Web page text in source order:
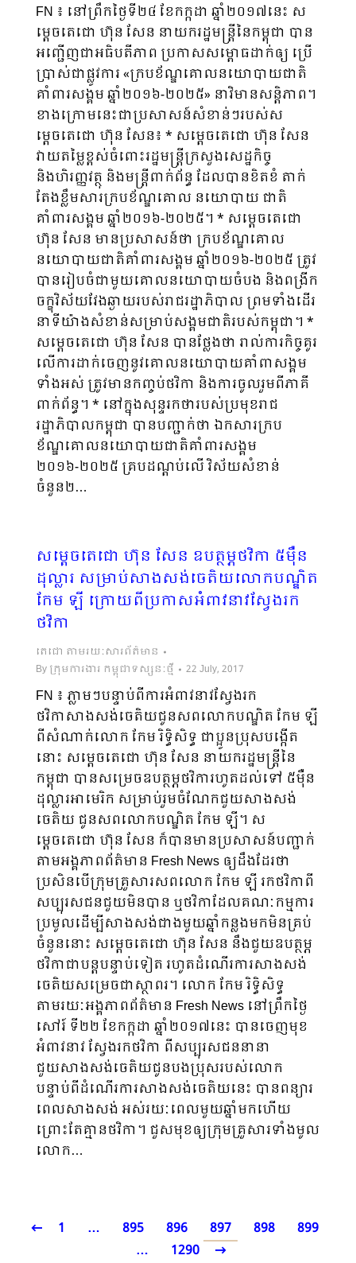
FN ៖ នៅព្រឹកថ្ងៃទី២៤ ខែកក្កដា ឆ្នាំ២០១៧នេះ ស
ម្តេចតេជោ ហ៊ុន សែន នាយករដ្ឋមន្រ្តីនៃកម្ពុជា បាន
អញ្ជើញជាអធិបតីភាព ប្រកាសសម្ពោធដាក់ឲ្យ ប្រើ
ប្រាស់ជាផ្លូវការ «ក្របខ័ណ្ឌគោលនយោបាយជាតិ
គាំពារសង្គម ឆ្នាំ២០១៦-២០២៥» នាវិមានសន្តិភាព។
ខាងក្រោមនេះជាប្រសាសន៍សំខាន់ៗរបស់ស
ម្តេចតេជោ ហ៊ុន សែន៖ * សម្តេចតេជោ ហ៊ុន សែន
វាយតម្លៃខ្ពស់ចំពោះរដ្ឋមន្រ្តីក្រសួងសេដ្ឋកិច្ច
និងហិរញ្ញវត្ថុ និងមន្រ្តីពាក់ព័ន្ធ ដែលបានខិតខំ តាក់
តែងខ្លឹមសារក្របខ័ណ្ឌគោល នយោបាយ ជាតិ
គាំពារសង្គម ឆ្នាំ២០១៦-២០២៥។ * សម្តេចតេជោ
ហ៊ុន សែន មានប្រសាសន៍ថា ក្របខ័ណ្ឌគោល
នយោបាយជាតិគាំពារសង្គម ឆ្នាំ២០១៦-២០២៥ ត្រូវ
បានរៀបចំជាមួយគោលនយោបាយចំបង និងពង្រីក
ចក្ខុវិស័យវែងឆ្ងាយរបស់រាជរដ្ឋាភិបាល ព្រមទាំងដើរ
នាទីយ៉ាងសំខាន់សម្រាប់សង្គមជាតិរបស់កម្ពុជា។ *
សម្តេចតេជោ ហ៊ុន សែន បានថ្លែងថា រាល់ការកិច្ចគូរ
លើការដាក់ចេញនូវគោលនយោបាយគាំពាសង្គម
ទាំងអស់ ត្រូវមានកញ្ចប់ថវិកា និងការចូលរួមពីភាគី
ពាក់ព័ន្ធ។ * នៅក្នុងសុន្ទរកថារបស់ប្រមុខរាជ
រដ្ឋាភិបាលកម្ពុជា បានបញ្ជាក់ថា ឯកសារក្រប
ខ័ណ្ឌគោលនយោបាយជាតិគាំពារសង្គម
២០១៦-២០២៥ គ្របដណ្តប់លើ វិស័យសំខាន់
ចំនួន២…
សម្តេចតេជោ ហ៊ុន សែន ឧបត្ថម្ភថវិកា ៥ម៉ឺន
ដុល្លារ សម្រាប់សាងសង់ចេតិយលោកបណ្ឌិត
កែម ឡី ក្រោយពីប្រកាសអំពាវនាវស្វែងរក
ថវិកា
តេជោ តាមរយៈសារព័ត៌មាន
By ក្រុមការងារ កម្ពុជាទស្សនៈថ្មី 22 July, 2017
FN ៖ ភ្លាមៗបន្ទាប់ពីការអំពាវនាវស្វែងរក
ថវិកាសាងសង់ចេតិយជូនសពលោកបណ្ឌិត កែម ឡី
ពីសំណាក់លោក កែម រិទ្ធិសិទ្ធ ជាប្អូនប្រុសបង្កើត
នោះ សម្តេចតេជោ ហ៊ុន សែន នាយករដ្ឋមន្រ្តីនៃ
កម្ពុជា បានសម្រេចឧបត្ថម្ភថវិការហូតដល់ទៅ ៥ម៉ឺន
ដុល្លារអាមេរិក សម្រាប់រួមចំណែកជួយសាងសង់
ចេតិយ ជូនសពលោកបណ្ឌិត កែម ឡី។ ស
ម្តេចតេជោ ហ៊ុន សែន ក៏បានមានប្រសាសន៍បញ្ជាក់
តាមអង្គភាពព័ត៌មាន Fresh News ឲ្យដឹងដែរថា
ប្រសិនបើក្រុមគ្រួសារសពលោក កែម ឡី រកថវិកាពី
សប្បុរសជនជួយមិនបាន ឬថវិកាដែលគណៈកម្មការ
ប្រមូលដើម្បីសាងសង់ជាងមួយឆ្នាំកន្លងមកមិនគ្រប់
ចំនួននោះ សម្តេចតេជោ ហ៊ុន សែន នឹងជួយឧបត្ថម្ភ
ថវិកាជាបន្តបន្ទាប់ទៀត រហូតដំណើរការសាងសង់
ចេតិយសម្រេចជាស្ថាពរ។ លោក កែម រិទ្ធិសិទ្ធ
តាមរយៈអង្គភាពព័ត៌មាន Fresh News នៅព្រឹកថ្ងៃ
សៅរ៍ ទី២២ ខែកក្កដា ឆ្នាំ២០១៧នេះ បានចេញមុខ
អំពាវនាវ ស្វែងរកថវិកា ពីសប្បុរសជននានា
ជួយសាងសង់ចេតិយជូនបងប្រុសរបស់លោក
បន្ទាប់ពីដំណើរការសាងសង់ចេតិយនេះ បានពន្យារ
ពេលសាងសង់ អស់រយៈពេលមួយឆ្នាំមកហើយ
ព្រោះតែគ្មានថវិកា។ ជួសមុខឲ្យក្រុមគ្រួសារទាំងមូល
លោក…
1 … 895 896 897 898
899
…
1290